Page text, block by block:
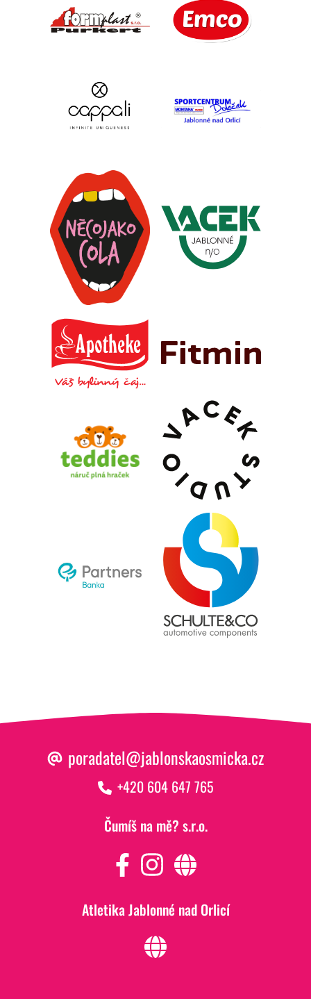
poradatel@jablonskaosmicka.cz
+420 604 647 765
Čumíš na mě? s.r.o.
Atletika Jablonné nad Orlicí